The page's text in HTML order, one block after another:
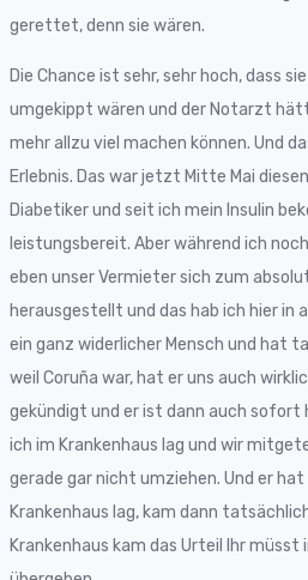
gerettet, denn sie wären.
Die Chance ist sehr, sehr hoch, dass
umgekippt wären und der Notarzt
mehr allzu viel machen können. Und
Erlebnis. Das war jetzt Mitte Mai
Diabetiker und seit ich mein Insulin
leistungsbereit. Aber während ich
eben unser Vermieter sich zum
herausgestellt und das hab ich hier in
ein ganz widerlicher Mensch und hat
weil Coruña war, hat er uns auch
gekündigt und er ist dann auch sofort
ich im Krankenhaus lag und wir
gerade gar nicht umziehen. Und er
Krankenhaus lag, kam dann
Krankenhaus kam das Urteil Ihr müsst